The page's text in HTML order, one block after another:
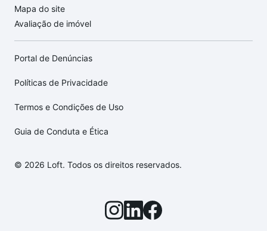
Mapa do site
Avaliação de imóvel
Portal de Denúncias
Políticas de Privacidade
Termos e Condições de Uso
Guia de Conduta e Ética
© 2026 Loft. Todos os direitos reservados.